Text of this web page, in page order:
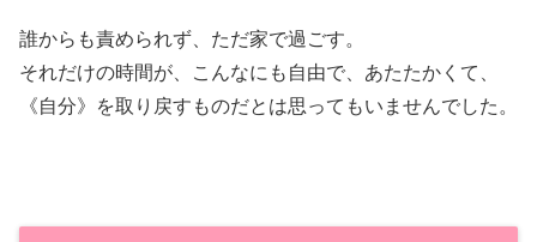
誰からも責められず、ただ家で過ごす。
それだけの時間が、こんなにも自由で、あたたかくて、
《自分》を取り戻すものだとは思ってもいませんでした。